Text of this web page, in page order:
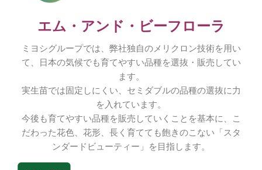
エム・アンド・ビーフローラ
ミヨシグループでは、 弊社独自のメリクロン技術を用い
て、
日本の気候でも育てやすい品種を選抜・販売してい
ます。
実生苗では固定しにくい、 セミダブルの品種の選抜に力
を入れています。
今後も育てやすい品種を販売していくことを基本に、こ
だわった花色、花形、長く育てても飽きのこない「スタ
ンダードビューティー」を目指します。